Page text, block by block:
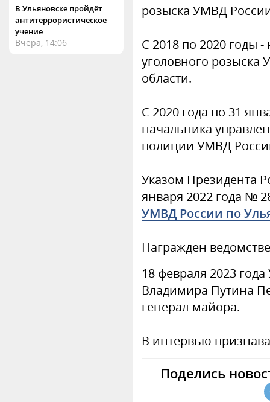
В Ульяновске пройдёт
антитеррористическое
учение
Вчера, 14:06
розыска УМВД
С 2018 по 2020 годы
уголовного
области.
С 2020 года по 31
начальника
полиции УМВД
Указом Президента
января 2022 года №
УМВД России по
Награжден
18 февраля 2023
Владимира Путина
генерал-майора.
В интервью
Поделись